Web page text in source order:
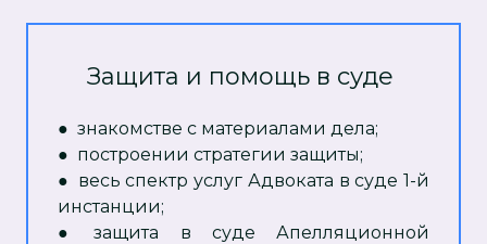
Защита и помощь в суде
● знакомстве с материалами дела;
● построении стратегии защиты;
● весь спектр услуг Адвоката в суде 1-й
инстанции;
●защита в суде Апелляционной